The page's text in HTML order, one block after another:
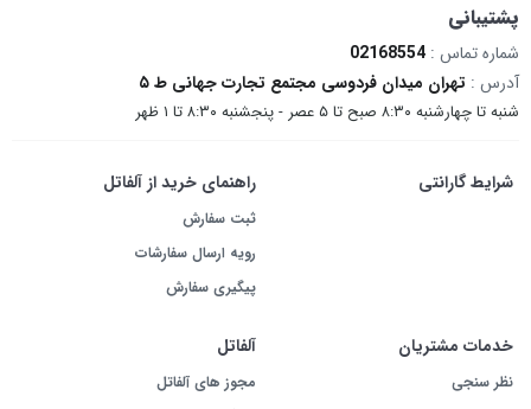
پشتیبانی
شماره تماس : 02168554
آدرس : تهران میدان فردوسی مجتمع تجارت جهانی ط ۵
شنبه تا چهارشنبه ۸:۳۰ صبح تا ۵ عصر - پنجشنبه ۸:۳۰ تا ۱ ظهر
شرایط گارانتی راهنمای خرید از آلفاتل
ثبت سفارش
رویه ارسال سفارشات
پیگیری سفارش
خدمات مشتریان
نظر سنجی
آلفاتل
مجوز های آلفاتل